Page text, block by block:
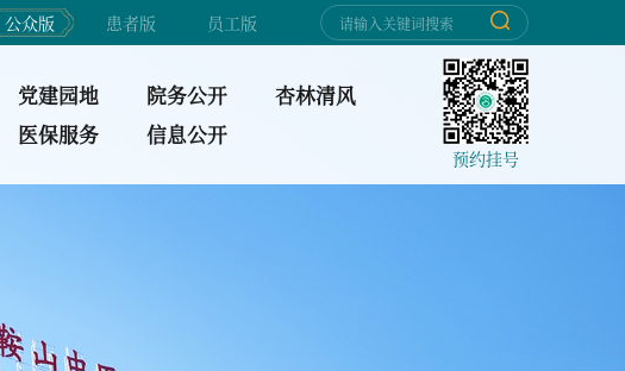
公众版 患者版 员工版
党建园地 院务公开
杏林清风
医保服务 信息公开
预约挂号